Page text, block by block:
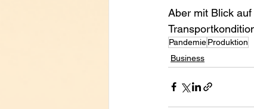
Aber mit Blick
PandemieProduktion
Business